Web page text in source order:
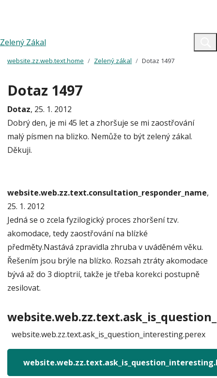
Zelený Zákal
website.zz.web.text.home Zelený zákal Dotaz 1497
Dotaz 1497
Dotaz, 25. 1. 2012
Dobrý den, je mi 45 let a zhoršuje se mi zaostřování
malý písmen na blizko. Nemůže to být zelený zákal.
Děkuji.
website.web.zz.text.consultation_responder_name,
25. 1. 2012
Jedná se o zcela fyzilogický proces zhoršení tzv.
akomodace, tedy zaostřování na blízké
předměty.Nastává zpravidla zhruba v uváděném věku.
Řešením jsou brýle na blízko. Rozsah ztráty akomodace
bývá až do 3 dioptrií, takže je třeba korekci postupně
zesilovat.
website.web.zz.text.ask_is_question_interesting.perex